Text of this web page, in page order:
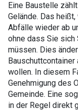
Eine Baustelle
Gelände. Das
Abfälle wieder ab
ohne dass Sie sich
müssen. Dies
wollen. In diesem
Genehmigung des
Gemeinde. Eine
in der Regel direkt